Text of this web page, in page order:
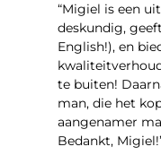
“Migiel is een
deskundig,
English!), en
te buiten!
man, die het
aangenamer
Bedankt,